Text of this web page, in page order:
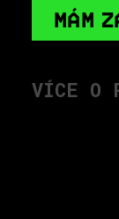
MÁM
VÍCE O